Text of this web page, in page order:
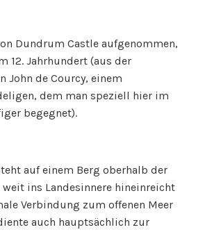
Dundrum Castle aufgenommen,
12. Jahrhundert (aus der
John de Courcy, einem
dem man speziell hier im
begegnet).
auf einem Berg oberhalb der
ins Landesinnere hineinreicht
Verbindung zum offenen Meer
auch hauptsächlich zur